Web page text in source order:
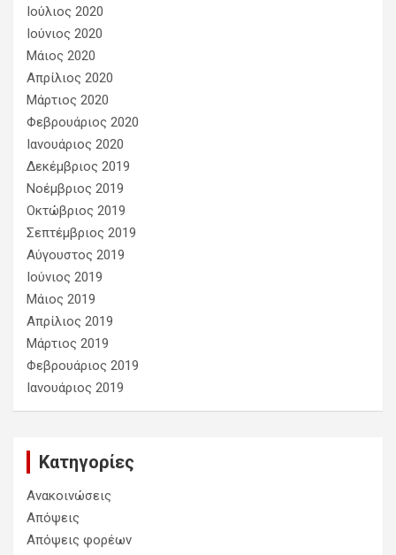
Ιούλιος 2020
Ιούνιος 2020
Μάιος 2020
Απρίλιος 2020
Μάρτιος 2020
Φεβρουάριος 2020
Ιανουάριος 2020
Δεκέμβριος 2019
Νοέμβριος 2019
Οκτώβριος 2019
Σεπτέμβριος 2019
Αύγουστος 2019
Ιούνιος 2019
Μάιος 2019
Απρίλιος 2019
Μάρτιος 2019
Φεβρουάριος 2019
Ιανουάριος 2019
Kατηγορίες
Ανακοινώσεις
Απόψεις
Απόψεις φορέων